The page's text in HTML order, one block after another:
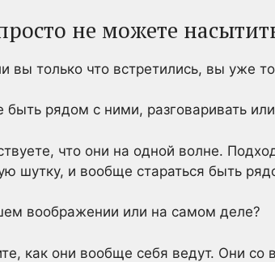
не можете
вы только что встретились, вы уже
быть рядом с ними, разговаривать
что они на одной волне.
шутку, и вообще стараться быть
воображении или на самом деле?
как они вообще себя ведут. Они со